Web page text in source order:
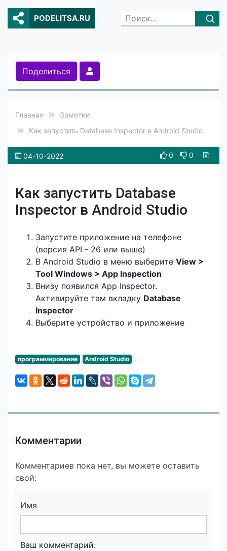
PODELITSA.RU
Поделиться
Главная
Заметки
Как запустить Database Inspector в Android Studio
04-10-2022 0 0
Как запустить Database
Inspector в Android Studio
Запустите приложение на телефоне
(версия API - 26 или выше)
В Android Studio в меню выберите View >
Tool Windows > App Inspection
Внизу появился App Inspector.
Активируйте там вкладку Database
Inspector
Выберите устройство и приложение
программирование Android Studio
Комментарии
Комментариев пока нет, вы можете оставить
свой:
Имя
Ваш комментарий: